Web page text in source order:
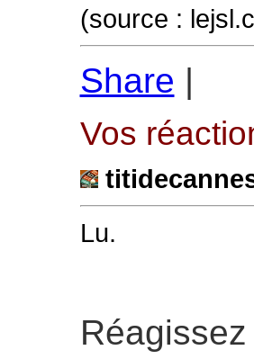
(source :
Share |
Vos
Lu.